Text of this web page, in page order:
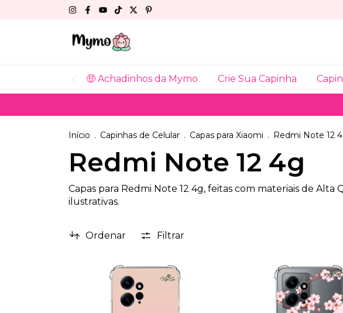
🤑 Achadinhos da Mymo Crie Sua Capinha
Início . Capinhas de Celular . Capas para Xiaomi . Redmi Note 12
Redmi Note 12 4g
Capas para Redmi Note 12 4g, feitas com materiais de
ilustrativas.
Ordenar Filtrar